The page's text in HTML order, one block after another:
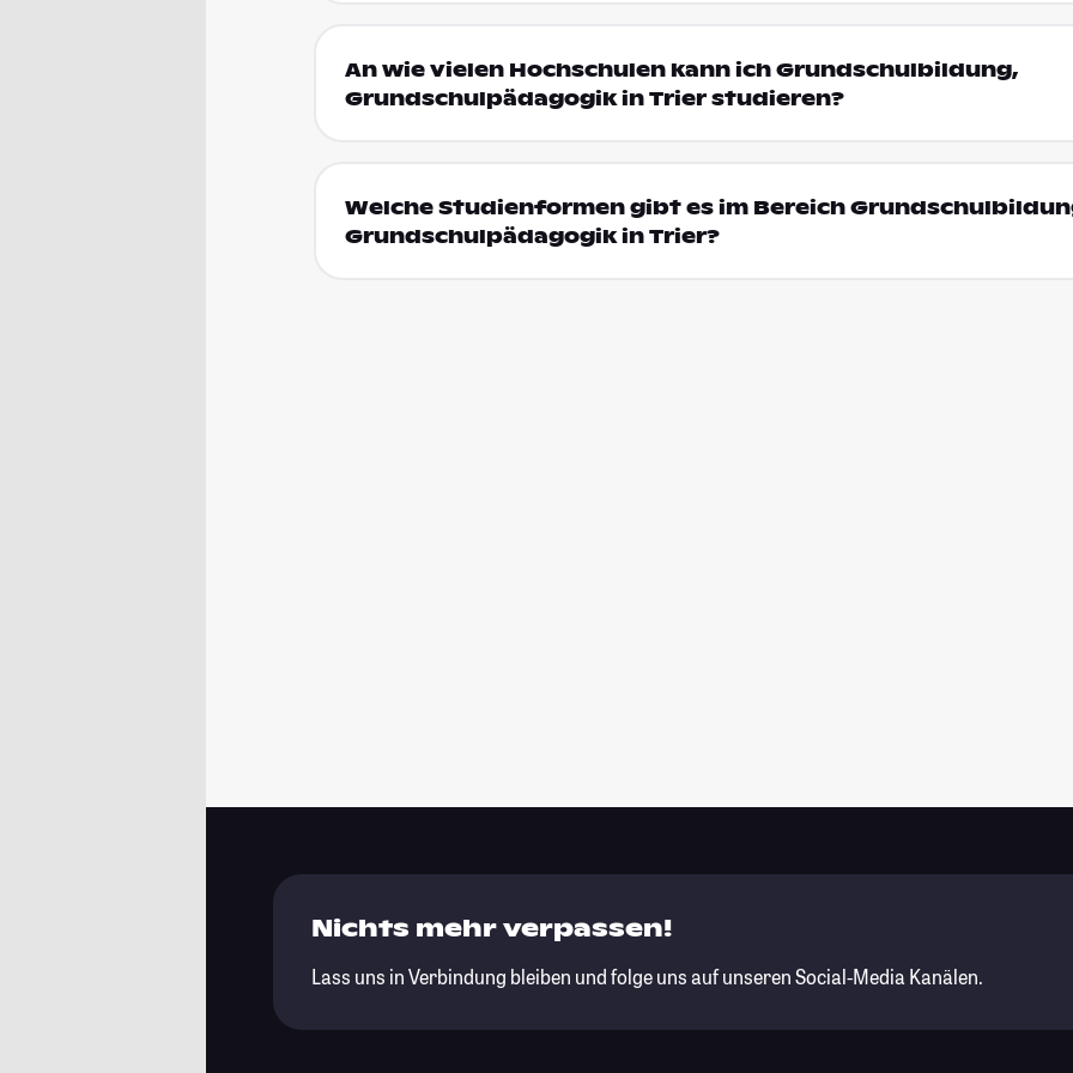
An wie vielen Hochschulen kann ich Grundschulbildung,
Grundschulpädagogik in Trier studieren?
Welche Studienformen gibt es im Bereich
Grundschulpädagogik in Trier?
Nichts mehr verpassen!
Lass uns in Verbindung bleiben und folge uns auf unseren Social-Media Kanälen.